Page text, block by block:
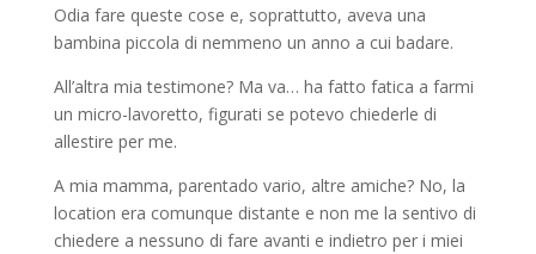
Odia fare queste cose e, soprattutto, aveva una
bambina piccola di nemmeno un anno a cui badare.
All’altra mia testimone? Ma va… ha fatto fatica a farmi
un micro-lavoretto, figurati se potevo chiederle di
allestire per me.
A mia mamma, parentado vario, altre amiche? No, la
location era comunque distante e non me la sentivo di
chiedere a nessuno di fare avanti e indietro per i miei